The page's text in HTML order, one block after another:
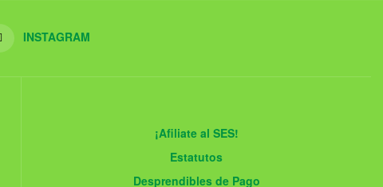
INSTAGRAM
¡Afiliate al SES!
Estatutos
Desprendibles de Pago